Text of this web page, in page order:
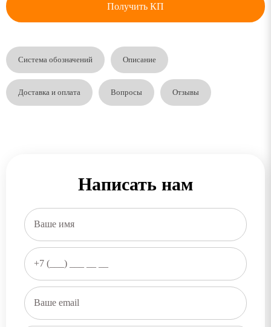
Получить КП
Система обозначений Описание
Доставка и оплата Вопросы Отзывы
Написать нам